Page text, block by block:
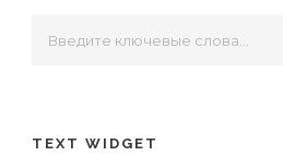
TEXT WIDGET